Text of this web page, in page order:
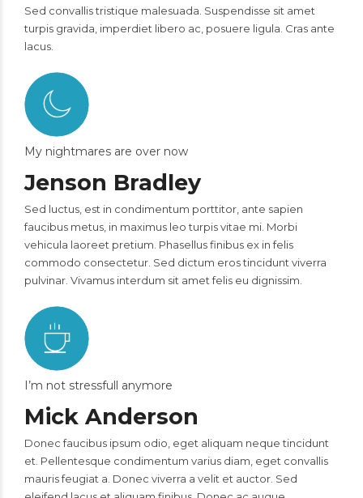
Sed convallis tristique malesuada. Suspendisse sit amet
turpis gravida, imperdiet libero ac, posuere ligula. Cras ante
lacus.
My nightmares are over now
Jenson Bradley
Sed luctus, est in condimentum porttitor, ante sapien
faucibus metus, in maximus leo turpis vitae mi. Morbi
vehicula laoreet pretium. Phasellus finibus ex in felis
commodo consectetur. Sed dictum eros tincidunt viverra
pulvinar. Vivamus interdum sit amet felis eu dignissim.
I’m not stressfull anymore
Mick Anderson
Donec faucibus ipsum odio, eget aliquam neque tincidunt
et. Pellentesque condimentum varius diam, eget convallis
mauris feugiat a. Donec viverra a velit et auctor. Sed